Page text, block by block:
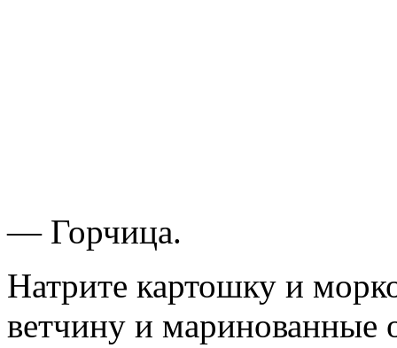
— Горчица.
Натрите картошку и
ветчину и маринованные